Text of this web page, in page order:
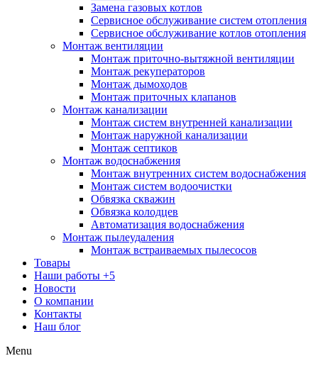
Замена газовых котлов
Сервисное обслуживание систем отопления
Сервисное обслуживание котлов отопления
Монтаж вентиляции
Монтаж приточно-вытяжной вентиляции
Монтаж рекуператоров
Монтаж дымоходов
Монтаж приточных клапанов
Монтаж канализации
Монтаж систем внутренней канализации
Монтаж наружной канализации
Монтаж септиков
Монтаж водоснабжения
Монтаж внутренних систем водоснабжения
Монтаж систем водоочистки
Обвязка скважин
Обвязка колодцев
Автоматизация водоснабжения
Монтаж пылеудаления
Монтаж встраиваемых пылесосов
Товары
Наши работы +5
Новости
О компании
Контакты
Наш блог
Menu